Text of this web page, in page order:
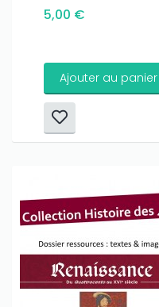
5,00 €
Ajouter au panier